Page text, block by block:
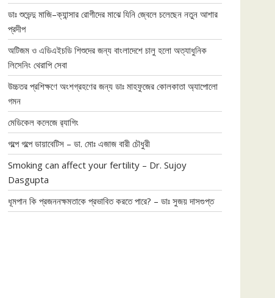
ডাঃ শুভেন্দু মাজি–ক্যান্সার রোগীদের মাঝে যিনি জ্বেলে চলেছেন নতুন আশার
প্রদীপ
অটিজম ও এডিএইচডি শিশুদের জন্য বাংলাদেশে চালু হলো অত্যাধুনিক
লিসেনিং থেরাপি সেবা
উচ্চতর প্রশিক্ষণে অংশগ্রহণের জন্য ডাঃ মাহফুজের কোলকাতা অ্যাপোলো
গমন
মেডিকেল কলেজে র‍্যাগিং
গল্পে গল্পে ডায়াবেটিস – ডা. মোঃ এজাজ বারী চৌধুরী
Smoking can affect your fertility – Dr. Sujoy
Dasgupta
ধূমপান কি প্রজননক্ষমতাকে প্রভাবিত করতে পারে? – ডাঃ সুজয় দাসগুপ্ত